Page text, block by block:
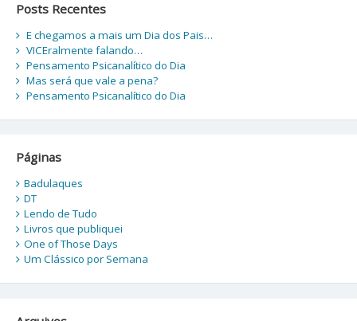
Posts Recentes
E chegamos a mais um Dia dos Pais…
VICEralmente falando…
Pensamento Psicanalítico do Dia
Mas será que vale a pena?
Pensamento Psicanalítico do Dia
Páginas
Badulaques
DT
Lendo de Tudo
Livros que publiquei
One of Those Days
Um Clássico por Semana